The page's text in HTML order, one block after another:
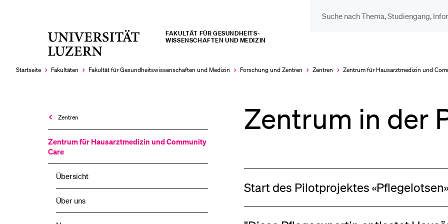
Universität
FAKULTÄT FÜR GESUNDHEITS­­
WISSENSCHAFTEN UND MEDIZIN
Startseite Fakultäten Fakultät für Gesundheits­­wissenschaften und Medizin Forschung und Zentren Zentren Zentrum für Hausarztmedizin und
Zentren
Zentrum für Hausarztmedizin und Community
Care
Übersicht
Über uns
Zentrum in der
Start des Pilotprojektes
LETZTE SUCHEN
DIE UNI FÜR…
Schulklassen und
Studien­interessierte